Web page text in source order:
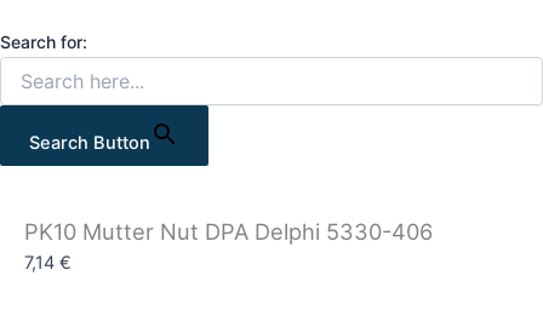
Search for:
Search Button
PK10 Mutter Nut DPA Delphi 5330-406
7,14 €